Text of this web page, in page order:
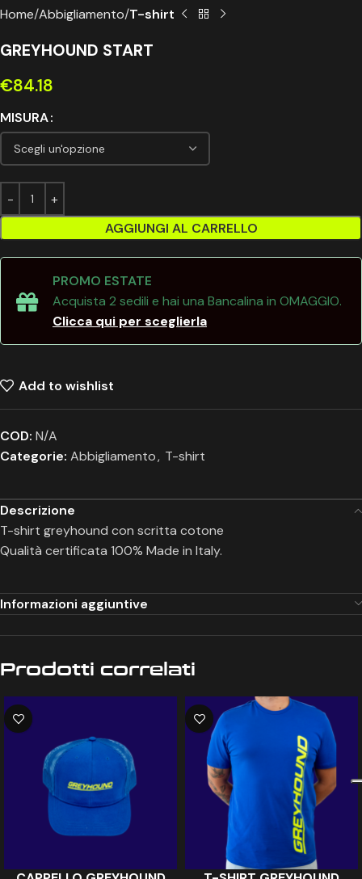
Home Abbigliamento T-shirt
GREYHOUND START
€84.18
MISURA
AGGIUNGI AL CARRELLO
PROMO ESTATE
Acquista 2 sedili e hai una Bancalina in OMAGGIO.
Clicca qui per sceglierla
Add to wishlist
COD: N/A
Categorie: Abbigliamento, T-shirt
Descrizione
T-shirt greyhound con scritta cotone
Qualità certificata 100% Made in Italy.
Informazioni aggiuntive
Prodotti correlati